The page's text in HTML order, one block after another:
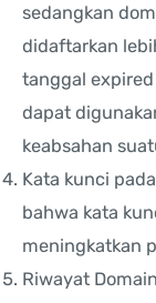
sedangkan
didaftarkan
tanggal
dapat
keabsahan
Kata kunci
bahwa kata
meningkatkan
Riwayat